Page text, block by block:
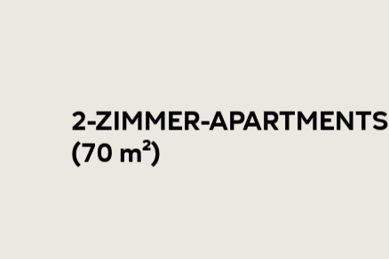
2-ZIMMER-APARTMENTS
(70 m²)